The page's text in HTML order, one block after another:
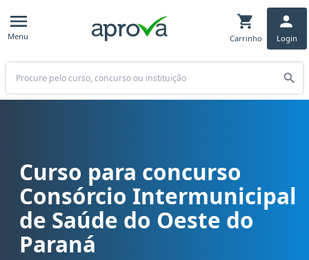
Menu Carrinho Login
Buscar
Curso para concurso CISOP (PR) - Consórcio Intermunicipal de
Curso para concurso
Consórcio Intermunicipal
de Saúde do Oeste do
Paraná